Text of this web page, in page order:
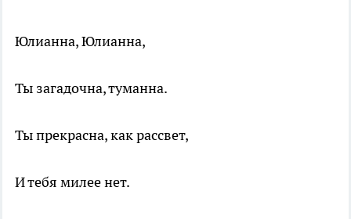
Юлианна, Юлианна,
Ты загадочна, туманна.
Ты прекрасна, как рассвет,
И тебя милее нет.